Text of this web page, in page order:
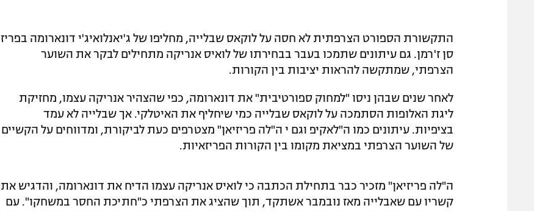
התקשורת הספורט הצרפתית לא חסה על לוקאס שבלייה, מחליפו של ג'יאנלואיג'י דונארומה בפריז
סן ז'רמן. גם עיתונים שתמכו בעבר בבחירתו של לואיס אנריקה מתחילים לבקר את השוער
הצרפתי, שמתקשה להראות יציבות בין הקורות.
לאחר שנים שבהן ניסו "למחוק ספורטיבית" את דונארומה, כפי שהצהיר אנריקה עצמו, מחזיקת
ליגת האלופות הסתמכה על לוקאס שבלייה כמי שיחליף את האיטלקי. אך שבלייה לא עמד
בציפיות. עיתונים כמו ה"לאקיפ וגם י ה"לה פריזיאן" מצטרפים כעת לביקורת, ומדווחים על הקשיים
של השוער הצרפתי במציאת מקומו בין הקורות הפריזאיות.
ה"לה פריזיאן" מזכיר כבר בתחילת הכתבה כי לואיס אנריקה עצמו הדיח את דונארומה, והדגיש את
קשריו עם שאבלייה מאז נובמבר אשתקד, תוך שהציג את הצרפתי כ"חתיכת החסר במשחקו". עם